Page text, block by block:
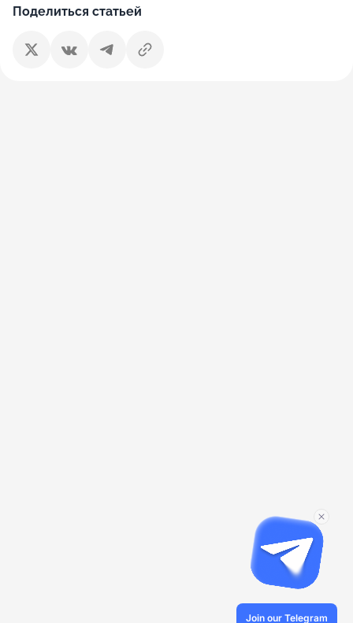
Поделиться статьей
Join our Telegram